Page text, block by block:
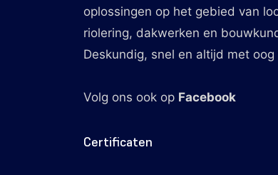
oplossingen op het gebied van
riolering, dakwerken en
Deskundig, snel en altijd met
Volg ons ook op Facebook
Certificaten